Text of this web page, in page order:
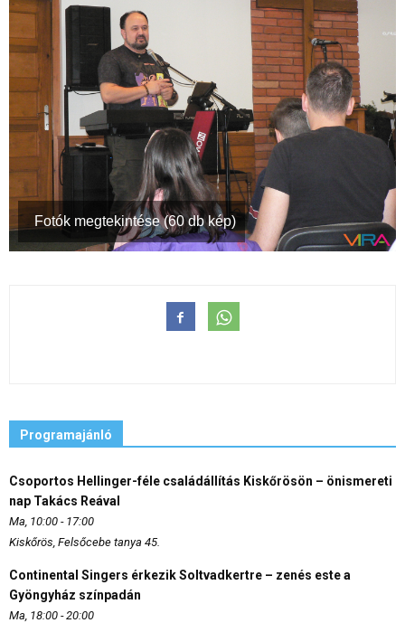
Fotók megtekintése (60 db kép)
Programajánló
Csoportos Hellinger-féle családállítás Kiskőrösön – önismereti
nap Takács Reával
Ma, 10:00 - 17:00
Kiskőrös, Felsőcebe tanya 45.
Continental Singers érkezik Soltvadkertre – zenés este a
Gyöngyház színpadán
Ma, 18:00 - 20:00